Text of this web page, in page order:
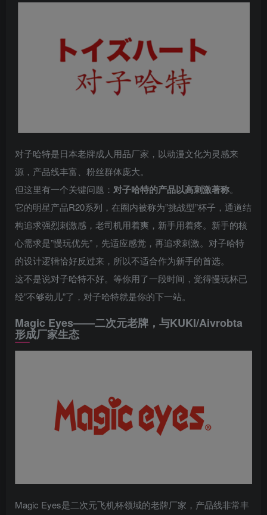
对子哈特是日本老牌成人用品厂家，以动漫文化为灵感来
源，产品线丰富、粉丝群体庞大。
但这里有一个关键问题： 对子哈特的产品以高刺激著称。
它的明星产品R20系列，在圈内被称为”挑战型”杯子，通道结
构追求强烈刺激感，老司机用着爽，新手用着疼。新手的核
心需求是”慢玩优先”，先适应感觉，再追求刺激。对子哈特
的设计逻辑恰好反过来，所以不适合作为新手的首选。
这不是说对子哈特不好。等你用了一段时间，觉得慢玩杯已
经”不够劲儿”了，对子哈特就是你的下一站。
Magic Eyes——二次元老牌，与KUKI/Aivrobta
形成厂家生态
Magic Eyes是二次元飞机杯领域的老牌厂家，产品线非常丰